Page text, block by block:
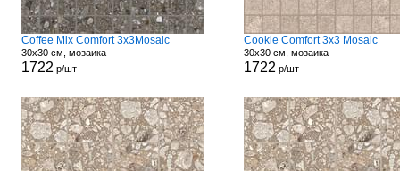
Coffee Mix Comfort 3x3Mosaic
30x30 см, мозаика
1722 р/шт
Cookie Comfort 3x3 Mosaic
30x30 см, мозаика
1722 р/шт